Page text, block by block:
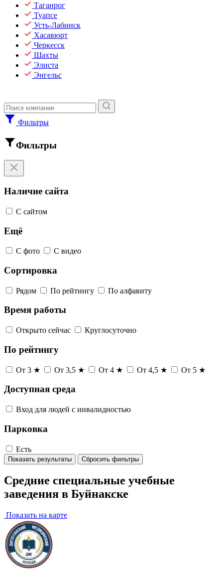
Таганрог
Туапсе
Усть-Лабинск
Хасавюрт
Черкесск
Шахты
Элиста
Энгельс
Фильтры
Фильтры
Наличие сайта
С сайтом
Ещё
С фото С видео
Сортировка
Рядом По рейтингу По алфавиту
Время работы
Открыто сейчас Круглосуточно
По рейтингу
От 3 ★ От 3,5 ★ От 4 ★ От 4,5 ★ От 5 ★
Доступная среда
Вход для людей с инвалидностью
Парковка
Есть
Показать результаты Сбросить фильтры
Средние специальные учебные
заведения в Буйнакске
Показать на карте